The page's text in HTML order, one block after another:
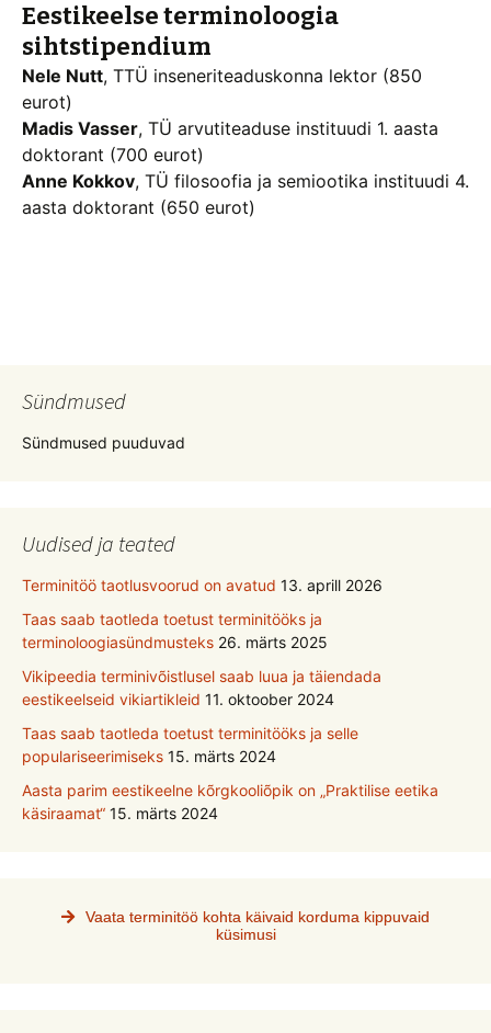
Eestikeelse terminoloogia
sihtstipendium
Nele Nutt, TTÜ inseneriteaduskonna lektor (850
eurot)
Madis Vasser, TÜ arvutiteaduse instituudi 1. aasta
doktorant (700 eurot)
Anne Kokkov, TÜ filosoofia ja semiootika instituudi 4.
aasta doktorant (650 eurot)
Sündmused
Sündmused puuduvad
Uudised ja teated
Terminitöö taotlusvoorud on avatud 13. aprill 2026
Taas saab taotleda toetust terminitööks ja
terminoloogiasündmusteks 26. märts 2025
Vikipeedia terminivõistlusel saab luua ja täiendada
eestikeelseid vikiartikleid 11. oktoober 2024
Taas saab taotleda toetust terminitööks ja selle
populariseerimiseks 15. märts 2024
Aasta parim eestikeelne kõrgkooliõpik on „Praktilise eetika
käsiraamat“ 15. märts 2024
Vaata terminitöö kohta käivaid korduma kippuvaid
küsimusi